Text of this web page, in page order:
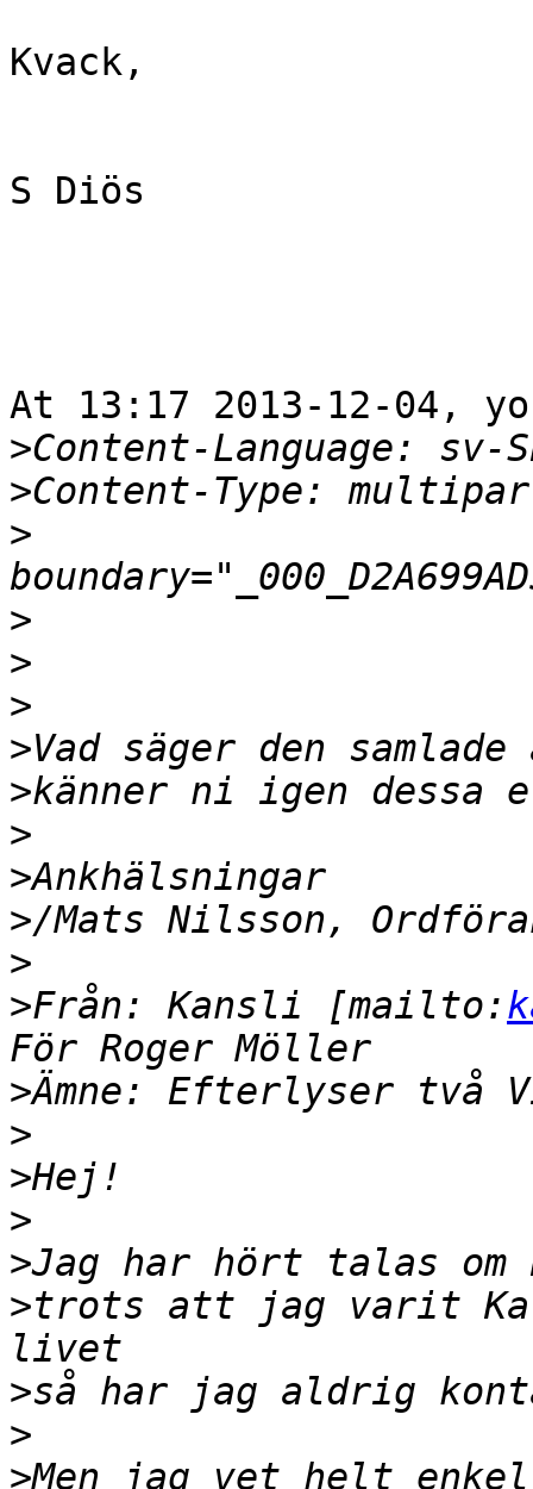
Kvack,
S Diös
At 13:17 2013-12-04,
>
>
>
>
>
>
>
>
>
>
>
>
>Från: Kansli [mailto:
>
>
>
>
>
>trots att jag varit
>
>
>Men jag vet helt